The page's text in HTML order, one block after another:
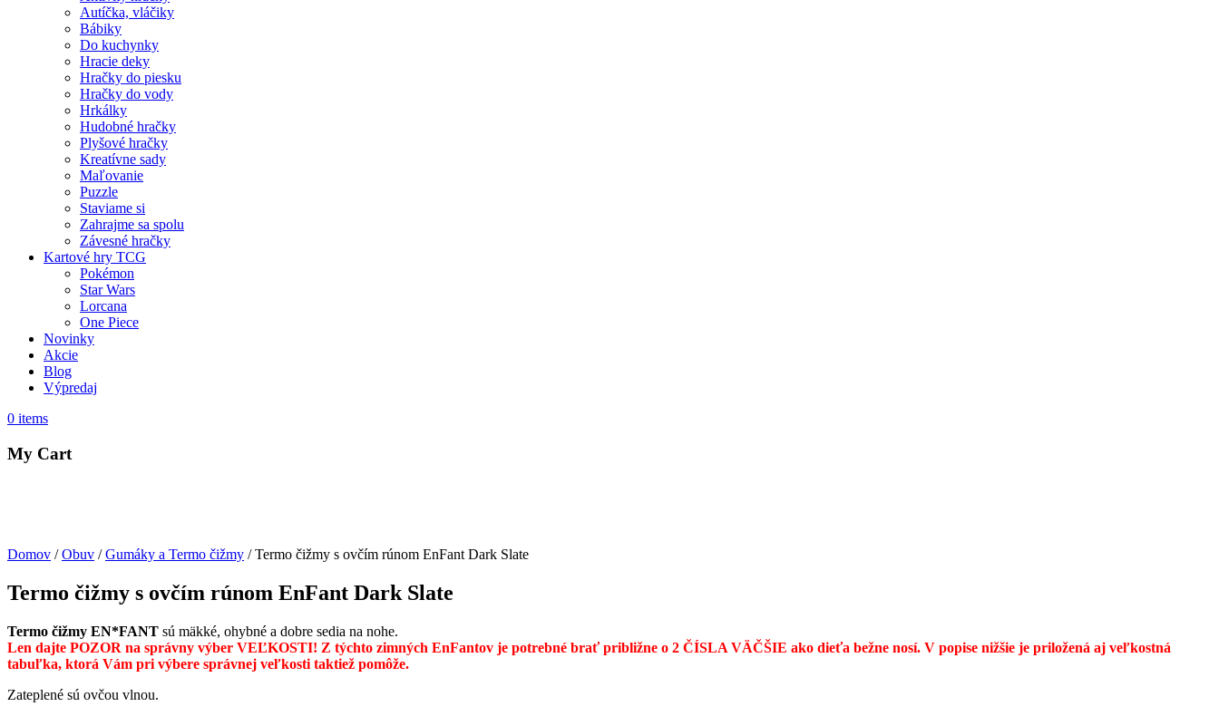
Autíčka, vláčiky
Bábiky
Do kuchynky
Hracie deky
Hračky do piesku
Hračky do vody
Hrkálky
Hudobné hračky
Plyšové hračky
Kreatívne sady
Maľovanie
Puzzle
Staviame si
Zahrajme sa spolu
Závesné hračky
Kartové hry TCG
Pokémon
Star Wars
Lorcana
One Piece
Novinky
Akcie
Blog
Výpredaj
0 items
My Cart
Domov /Obuv /Gumáky a Termo čižmy / Termo čižmy s ovčím rúnom EnFant Dark Slate
Termo čižmy s ovčím rúnom EnFant Dark Slate
Termo čižmy EN*FANT sú mäkké, ohybné a dobre sedia na nohe.
Len dajte POZOR na správny výber VEĽKOSTI! Z týchto zimných EnFantov je potrebné brať približne o 2 ČÍSLA VÄČŠIE ako dieťa bežne nosí. V popise nižšie je priložená aj veľkostná
tabuľka, ktorá Vám pri výbere správnej veľkosti taktiež pomôže.
Zateplené sú ovčou vlnou.